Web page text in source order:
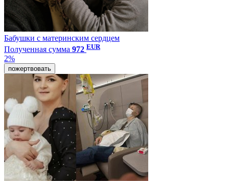
Бабушки с материнским сердцем
Полученная сумма 972 EUR
2%
пожертвовать